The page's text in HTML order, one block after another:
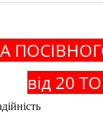
від 20